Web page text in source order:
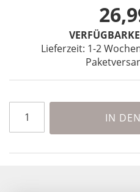
Lieferzeit: 1-2
IN